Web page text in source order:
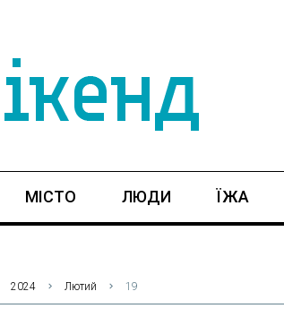
МІСТО ЛЮДИ ЇЖА
2024 Лютий 19